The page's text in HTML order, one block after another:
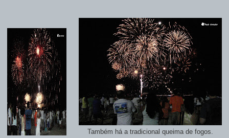
Também há a tradicional queima de fogos.